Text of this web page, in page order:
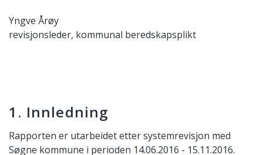
Yngve Årøy
revisjonsleder, kommunal beredskapsplikt
1. Innledning
Rapporten er utarbeidet etter systemrevisjon med
Søgne kommune i perioden 14.06.2016 - 15.11.2016.